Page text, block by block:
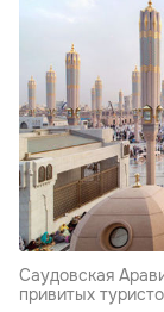
Саудовская
привитых